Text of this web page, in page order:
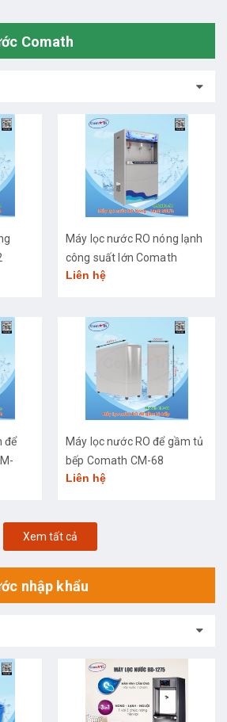
Comath
Máy lọc nước RO nóng lạnh
công suất lớn Comath
CM2681-50
Liên hệ
để
Máy lọc nước RO để gầm tủ
bếp Comath CM-68
Liên hệ
Xem tất cả
nhập khẩu